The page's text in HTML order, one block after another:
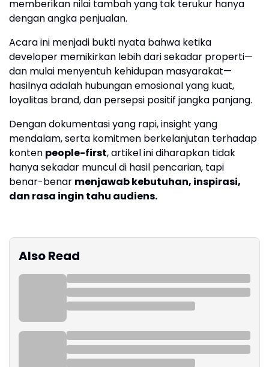
memberikan nilai tambah yang tak terukur hanya
dengan angka penjualan.
Acara ini menjadi bukti nyata bahwa ketika
developer memikirkan lebih dari sekadar properti—
dan mulai menyentuh kehidupan masyarakat—
hasilnya adalah hubungan emosional yang kuat,
loyalitas brand, dan persepsi positif jangka panjang.
Dengan dokumentasi yang rapi, insight yang
mendalam, serta komitmen berkelanjutan terhadap
konten people-first, artikel ini diharapkan tidak
hanya sekadar muncul di hasil pencarian, tapi
benar-benar menjawab kebutuhan, inspirasi,
dan rasa ingin tahu audiens.
Also Read